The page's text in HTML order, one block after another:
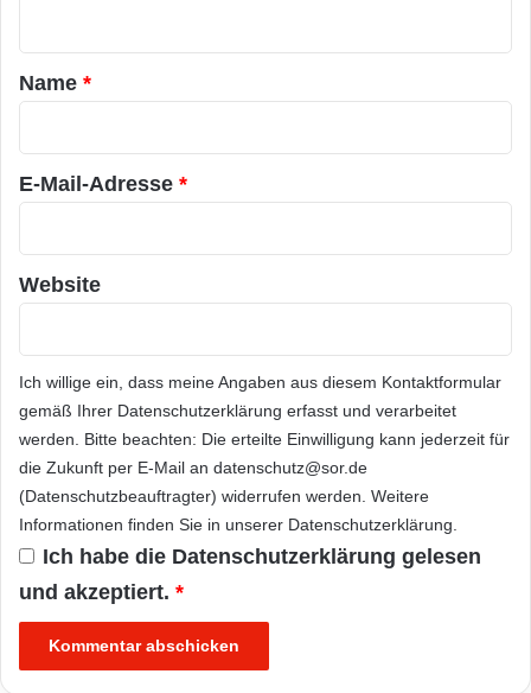
a
r
*
Name *
E-Mail-Adresse *
Website
Ich willige ein, dass meine Angaben aus diesem Kontaktformular
gemäß Ihrer Datenschutzerklärung erfasst und verarbeitet
werden. Bitte beachten: Die erteilte Einwilligung kann jederzeit für
die Zukunft per E-Mail an datenschutz@sor.de
(Datenschutzbeauftragter) widerrufen werden. Weitere
Informationen finden Sie in unserer Datenschutzerklärung
Ich habe die Datenschutzerklärung gelesen
und akzeptiert. *